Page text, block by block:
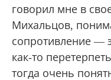
говорил мне в
Михальцов,
сопротивление —
как-то
тогда очень